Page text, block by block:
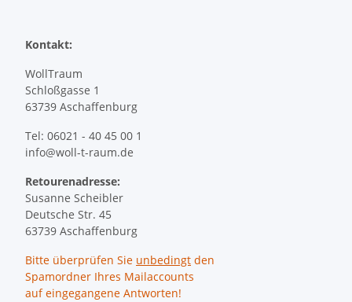
Kontakt:
WollTraum
Schloßgasse 1
63739 Aschaffenburg
Tel: 06021 - 40 45 00 1
info@woll-t-raum.de
Retourenadresse:
Susanne Scheibler
Deutsche Str. 45
63739 Aschaffenburg
Bitte überprüfen Sie unbedingt den
Spamordner Ihres Mailaccounts
auf eingegangene Antworten!